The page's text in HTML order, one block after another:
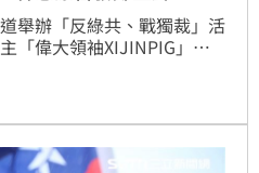
舉辦「反綠共、戰獨裁」活
「偉大領袖XIJINPIG」抓
。對此，新竹市雙罷免總
罷法與就服法。